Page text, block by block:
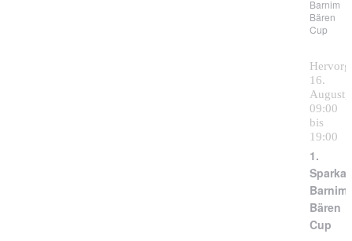
Barnim
Bären
Cup
16.
August,
09:00
bis
19:00
1.
Barnim
Bären
Cup